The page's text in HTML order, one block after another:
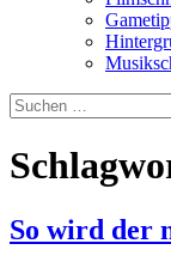
Suchen
nach:
So wird der